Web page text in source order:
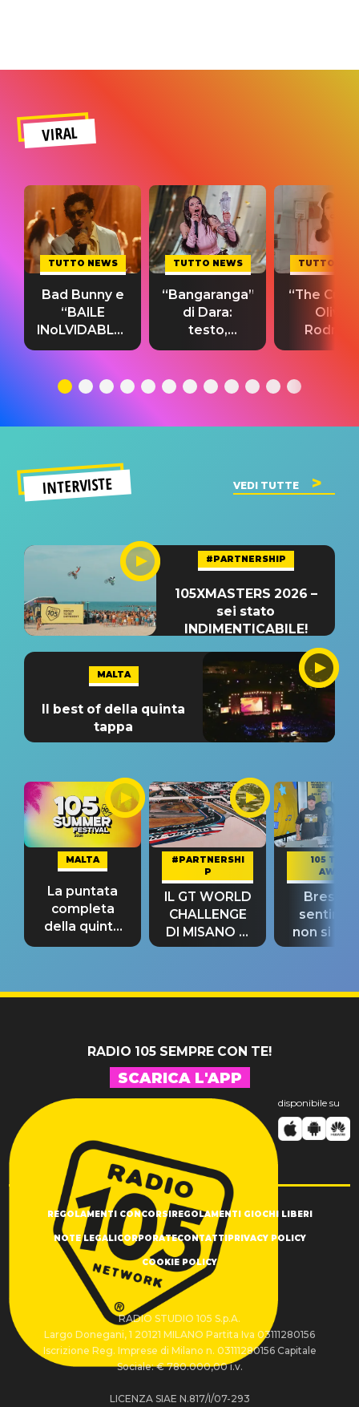
VIRAL
TUTTO NEWS
Bad Bunny e
“BAILE
INoLVIDABLE”:
testo,
significato
TUTTO NEWS
“Bangaranga”
di Dara:
testo,
traduzione e
del singolo
TUTTO
“The
Olivia
testo,
INTERVISTE VEDI TUTTE
#PARTNERSHIP
105XMASTERS 2026 –
sei stato
INDIMENTICABILE!
MALTA
Il best of della quinta
tappa
MALTA
La puntata
completa
della quinta
tappa
#PARTNERSHI
P
IL GT WORLD
CHALLENGE
DI MISANO si
riconferma
105 TAKE
AWAY
Bresh:
non si
fino alla
RADIO 105 SEMPRE CON TE!
SCARICA L'APP
disponibile su
REGOLAMENTI CONCORSIREGOLAMENTI GIOCHI LIBERI
NOTE LEGALICORPORATECONTATTIPRIVACY POLICY
COOKIE POLICY
RADIO STUDIO 105 S.p.A.
Largo Donegani, 1 20121 MILANO Partita Iva 03111280156
Iscrizione Reg. Imprese di Milano n. 03111280156 Capitale
Sociale: € 780.000,00 i.v.
LICENZA SIAE N.817/I/07-293